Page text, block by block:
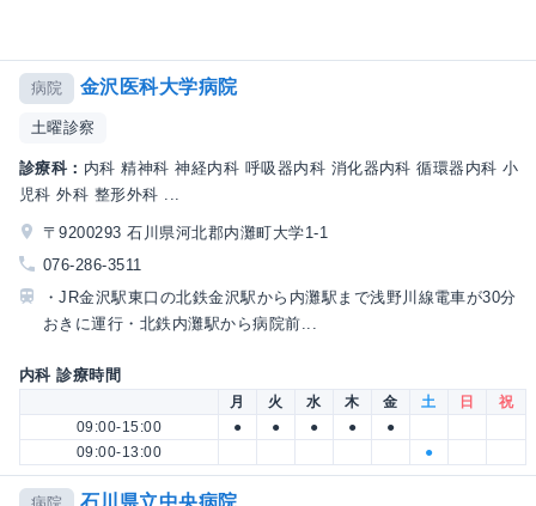
病院 金沢医科大学病院
土曜診察
診療科： 内科 精神科 神経内科 呼吸器内科 消化器内科 循環器内科 小
児科 外科 整形外科 ...
〒9200293 石川県河北郡内灘町大学1-1
076-286-3511
・JR金沢駅東口の北鉄金沢駅から内灘駅まで浅野川線電車が30分
おきに運行・北鉄内灘駅から病院前...
内科 診療時間
月 火 水 木 金 土 日
祝
09:00-15:00
● ● ● ●
●
09:00-13:00
●
石川県立中央病院